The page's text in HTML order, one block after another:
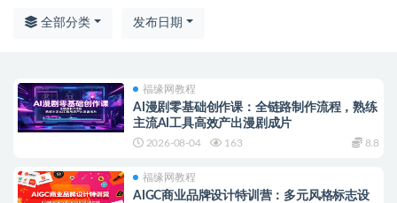
全部分类 发布日期
福缘网教程
AI漫剧零基础创作课：全链路制作流程，熟练
主流AI工具高效产出漫剧成片
2026-08-04 163 8.8
福缘网教程
AIGC商业品牌设计特训营：多元风格标志设